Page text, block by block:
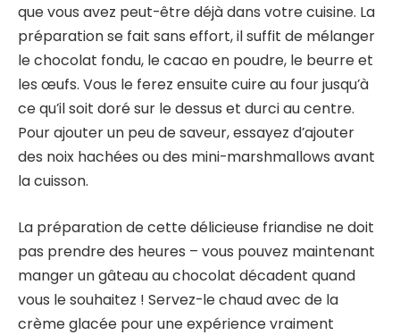
que vous avez peut-être déjà dans votre cuisine. La
préparation se fait sans effort, il suffit de mélanger
le chocolat fondu, le cacao en poudre, le beurre et
les œufs. Vous le ferez ensuite cuire au four jusqu’à
ce qu’il soit doré sur le dessus et durci au centre.
Pour ajouter un peu de saveur, essayez d’ajouter
des noix hachées ou des mini-marshmallows avant
la cuisson.
La préparation de cette délicieuse friandise ne doit
pas prendre des heures – vous pouvez maintenant
manger un gâteau au chocolat décadent quand
vous le souhaitez ! Servez-le chaud avec de la
crème glacée pour une expérience vraiment